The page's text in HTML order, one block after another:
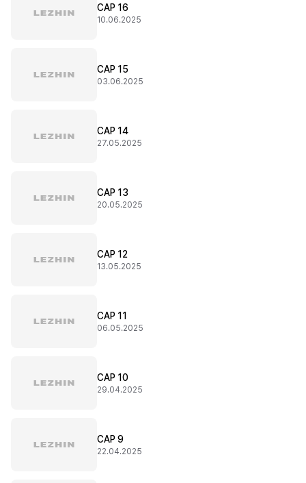
CAP 16
10.06.2025
CAP 15
03.06.2025
CAP 14
27.05.2025
CAP 13
20.05.2025
CAP 12
13.05.2025
CAP 11
06.05.2025
CAP 10
29.04.2025
CAP 9
22.04.2025